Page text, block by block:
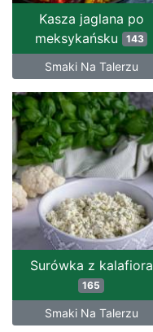
Kasza jaglana po
meksykańsku
143
Smaki Na Talerzu
Surówka z kalafiora
165
Smaki Na Talerzu